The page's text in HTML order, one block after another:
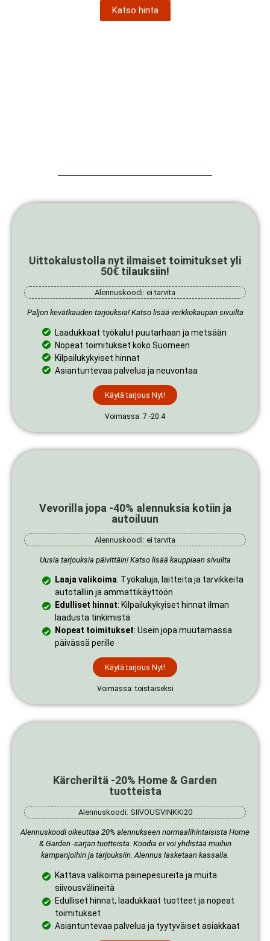
Katso hinta
Uittokalustolla nyt ilmaiset toimitukset yli
50€ tilauksiin!
Alennuskoodi: ei tarvita
Paljon kevätkauden tarjouksia! Katso lisää verkkokaupan sivuilta
Laadukkaat työkalut puutarhaan ja metsään
Nopeat toimitukset koko Suomeen
Kilpailukykyiset hinnat
Asiantuntevaa palvelua ja neuvontaa
Käytä tarjous Nyt!
Voimassa: 7.-20.4
Vevorilla jopa -40% alennuksia kotiin ja
autoiluun
Alennuskoodi: ei tarvita
Uusia tarjouksia päivittäin! Katso lisää kauppiaan sivuilta
Laaja valikoima: Työkaluja, laitteita ja tarvikkeita
autotalliin ja ammattikäyttöön
Edulliset hinnat: Kilpailukykyiset hinnat ilman
laadusta tinkimistä
Nopeat toimitukset: Usein jopa muutamassa
päivässä perille
Käytä tarjous Nyt!
Voimassa: toistaiseksi
Kärcheriltä -20% Home & Garden
tuotteista
Alennuskoodi: SIIVOUSVINKKI20
Alennuskoodi oikeuttaa 20% alennukseen normaalihintaisista Home
& Garden -sarjan tuotteista. Koodia ei voi yhdistää muihin
kampanjoihin ja tarjouksiin. Alennus lasketaan kassalla.
Kattava valikoima painepesureita ja muita
siivousvälineitä
Edulliset hinnat, laadukkaat tuotteet ja nopeat
toimitukset
Asiantuntevaa palvelua ja tyytyväiset asiakkaat